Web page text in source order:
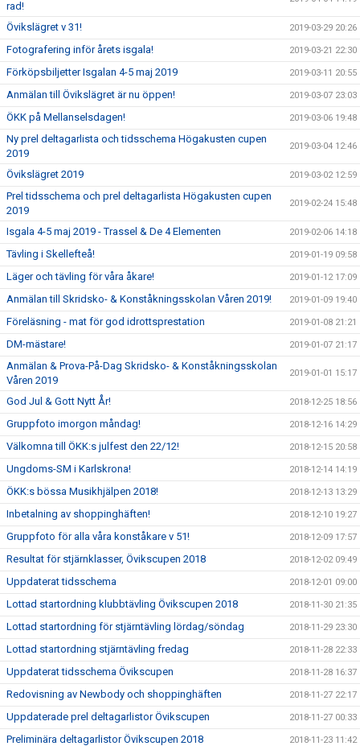
rad!
Övikslägret v 31! 2019-03-29 20:26
Fotografering inför årets isgala! 2019-03-21 22:30
Förköpsbiljetter Isgalan 4-5 maj 2019 2019-03-11 20:55
Anmälan till Övikslägret är nu öppen! 2019-03-07 23:03
ÖKK på Mellanselsdagen! 2019-03-06 19:48
Ny prel deltagarlista och tidsschema Högakusten cupen
2019
2019-03-04 12:46
Övikslägret 2019 2019-03-02 12:59
Prel tidsschema och prel deltagarlista Högakusten cupen
2019
2019-02-24 15:48
Isgala 4-5 maj 2019 - Trassel & De 4 Elementen 2019-02-06 14:18
Tävling i Skellefteå! 2019-01-19 09:58
Läger och tävling för våra åkare! 2019-01-12 17:09
Anmälan till Skridsko- & Konståkningsskolan Våren 2019! 2019-01-09 19:40
Föreläsning - mat för god idrottsprestation 2019-01-08 21:21
DM-mästare! 2019-01-07 21:17
Anmälan & Prova-På-Dag Skridsko- & Konståkningsskolan
Våren 2019
2019-01-01 15:17
God Jul & Gott Nytt År! 2018-12-25 18:56
Gruppfoto imorgon måndag! 2018-12-16 14:29
Välkomna till ÖKK:s julfest den 22/12! 2018-12-15 20:58
Ungdoms-SM i Karlskrona! 2018-12-14 14:19
ÖKK:s bössa Musikhjälpen 2018! 2018-12-13 13:29
Inbetalning av shoppinghäften! 2018-12-10 19:27
Gruppfoto för alla våra konståkare v 51! 2018-12-09 17:57
Resultat för stjärnklasser, Övikscupen 2018 2018-12-02 09:49
Uppdaterat tidsschema 2018-12-01 09:00
Lottad startordning klubbtävling Övikscupen 2018 2018-11-30 21:35
Lottad startordning för stjärntävling lördag/söndag 2018-11-29 23:30
Lottad startordning stjärntävling fredag 2018-11-28 22:33
Uppdaterat tidsschema Övikscupen 2018-11-28 16:37
Redovisning av Newbody och shoppinghäften 2018-11-27 22:17
Uppdaterade prel deltagarlistor Övikscupen 2018-11-27 00:33
Preliminära deltagarlistor Övikscupen 2018 2018-11-23 11:42